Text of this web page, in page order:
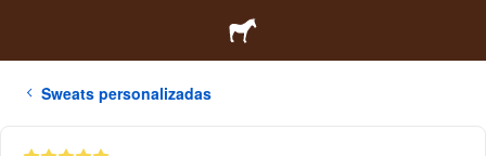
Sweats personalizadas